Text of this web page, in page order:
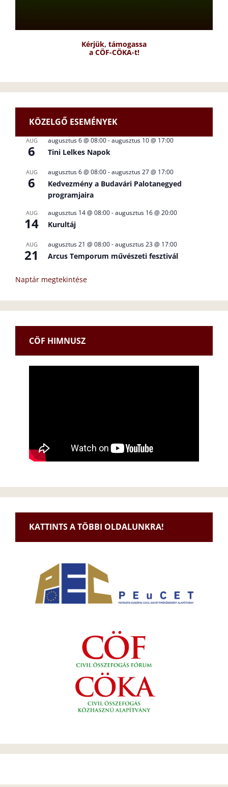
Kérjük, támogassa
a CÖF-CÖKA-t!
KÖZELGŐ ESEMÉNYEK
AUG
6
augusztus 6 @ 08:00-augusztus 10 @ 17:00
Tini Lelkes Napok
AUG
6
augusztus 6 @ 08:00-augusztus 27 @ 17:00
Kedvezmény a Budavári Palotanegyed
programjaira
AUG
14
augusztus 14 @ 08:00-augusztus 16 @ 20:00
Kurultáj
AUG
21
augusztus 21 @ 08:00-augusztus 23 @ 17:00
Arcus Temporum művészeti fesztivál
Naptár megtekintése
CÖF HIMNUSZ
KATTINTS A TÖBBI OLDALUNKRA!